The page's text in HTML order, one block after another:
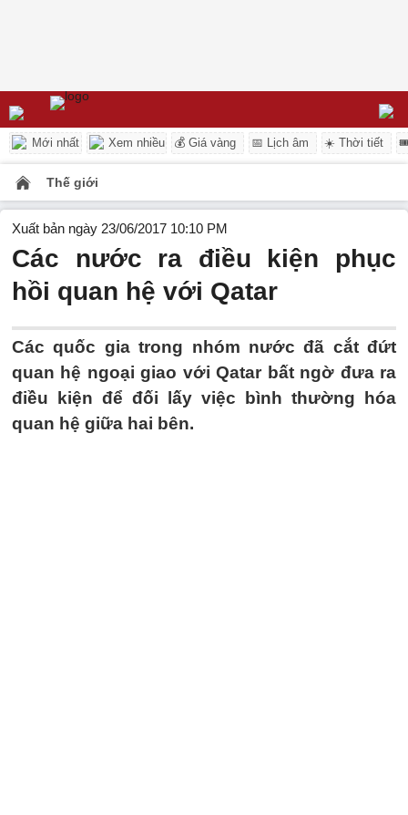
Mới nhất Xem nhiều 💰 Giá vàng 📅 Lịch âm ☀️ Thời tiết
Thế giới
Xuất bản ngày 23/06/2017 10:10 PM
Các nước ra điều kiện phục
hồi quan hệ với Qatar
Các quốc gia trong nhóm nước đã cắt đứt
quan hệ ngoại giao với Qatar bất ngờ đưa ra
điều kiện để đối lấy việc bình thường hóa
quan hệ giữa hai bên.